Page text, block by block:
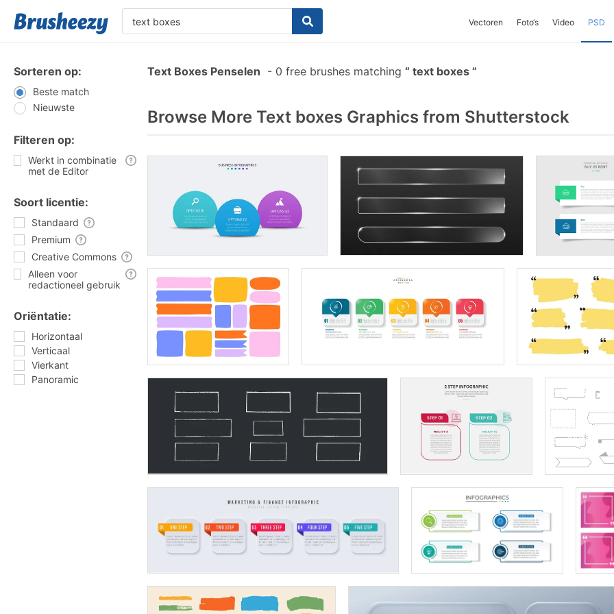
Vectoren Foto‘s Video PSD
Sorteren op:
Beste match
Nieuwste
Filteren op:
Werkt in combinatie
met de Editor
Soort licentie:
Standaard
Premium
Creative Commons
Alleen voor
redactioneel gebruik
Oriëntatie:
Horizontaal
Verticaal
Vierkant
Panoramic
Text Boxes Penselen - 0 free brushes matching text boxes
Browse More Text boxes Graphics from Shutterstock